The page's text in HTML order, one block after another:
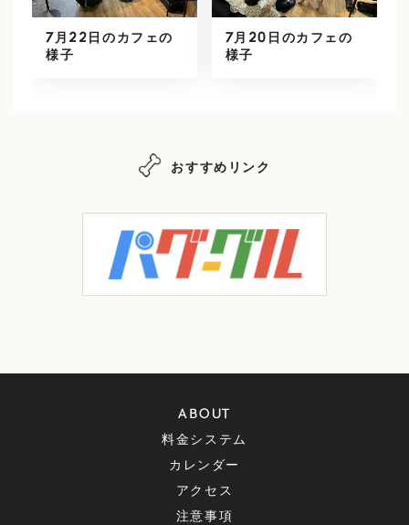
7月22日のカフェの
様子
7月20日のカフェの
様子
おすすめリンク
ABOUT
料金システム
カレンダー
アクセス
注意事項